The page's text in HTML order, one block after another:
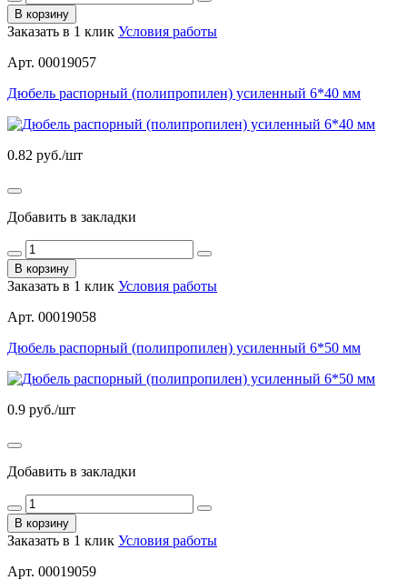
В корзину
Заказать в 1 клик Условия работы
Арт. 00019057
Дюбель распорный (полипропилен) усиленный 6*40 мм
0.82 руб./шт
Добавить в закладки
В корзину
Заказать в 1 клик Условия работы
Арт. 00019058
Дюбель распорный (полипропилен) усиленный 6*50 мм
0.9 руб./шт
Добавить в закладки
В корзину
Заказать в 1 клик Условия работы
Арт. 00019059